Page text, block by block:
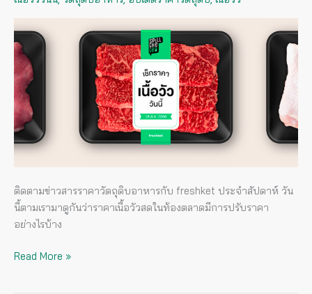
ติดตามข่าวสารราคาวัตถุดิบอาหารกับ freshket ประจำสัปดาห์ วัน
นี้ตามเรามาดูกันว่าราคาเนื้อวัวสดในท้องตลาดมีการปรับราคา
อย่างไรบ้าง
เนื้อ
วัว
วัน
นี้
(
1
ก.ย.
2566)
Read More »